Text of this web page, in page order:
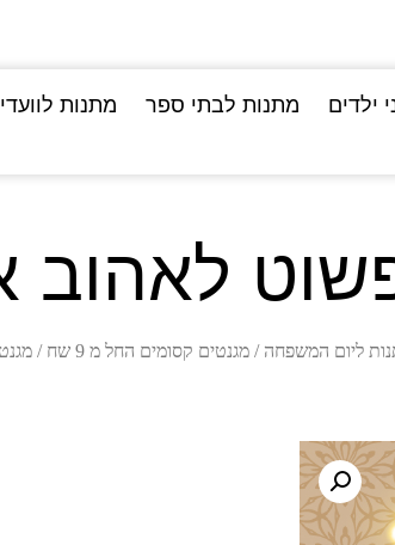
ילדים מתנות לבתי ספר מתנות
לאהוב
ליום המשפחה /מגנטים קסומים החל מ 9 שח /